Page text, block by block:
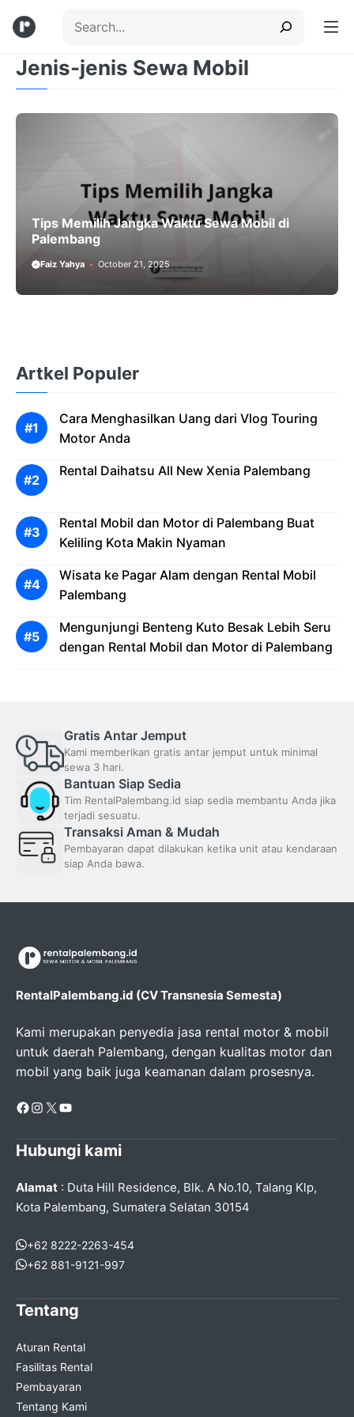
Menu
Jenis-jenis Sewa Mobil
Tips Memilih Jangka Waktu Sewa Mobil di
Palembang
Faiz Yahya October 21, 2025
Artkel Populer
Cara Menghasilkan Uang dari Vlog Touring
Motor Anda
Rental Daihatsu All New Xenia Palembang
Rental Mobil dan Motor di Palembang Buat
Keliling Kota Makin Nyaman
Wisata ke Pagar Alam dengan Rental Mobil
Palembang
Mengunjungi Benteng Kuto Besak Lebih Seru
dengan Rental Mobil dan Motor di Palembang
Gratis Antar Jemput
Kami memberikan gratis antar jemput untuk minimal
sewa 3 hari.
Bantuan Siap Sedia
Tim RentalPalembang.id siap sedia membantu Anda jika
terjadi sesuatu.
Transaksi Aman & Mudah
Pembayaran dapat dilakukan ketika unit atau kendaraan
siap Anda bawa.
RentalPalembang.id (CV Transnesia Semesta)
Kami merupakan penyedia jasa rental motor & mobil
untuk daerah Palembang, dengan kualitas motor dan
mobil yang baik juga keamanan dalam prosesnya.
Facebook
Instagram
X YouTube
Hubungi kami
Alamat : Duta Hill Residence, Blk. A No.10, Talang Klp,
Kota Palembang, Sumatera Selatan 30154
+62 8222-2263-454
+62 881-9121-997
Tentang
Aturan Rental
Fasilitas Rental
Pembayaran
Tentang Kami